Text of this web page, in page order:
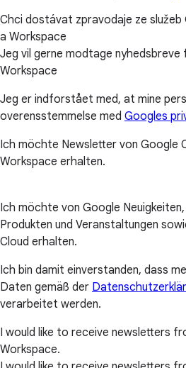
Chci dostávat zpravodaje ze služeb
a Workspace
Jeg vil gerne modtage nyhedsbreve
Workspace
Jeg er indforstået med, at mine
overensstemmelse med Googles
Ich möchte Newsletter von Google
Workspace erhalten.
Ich möchte von Google
Produkten und Veranstaltungen
Cloud erhalten.
Ich bin damit einverstanden, dass
Daten gemäß der
verarbeitet werden.
I would like to receive newsletters
Workspace.